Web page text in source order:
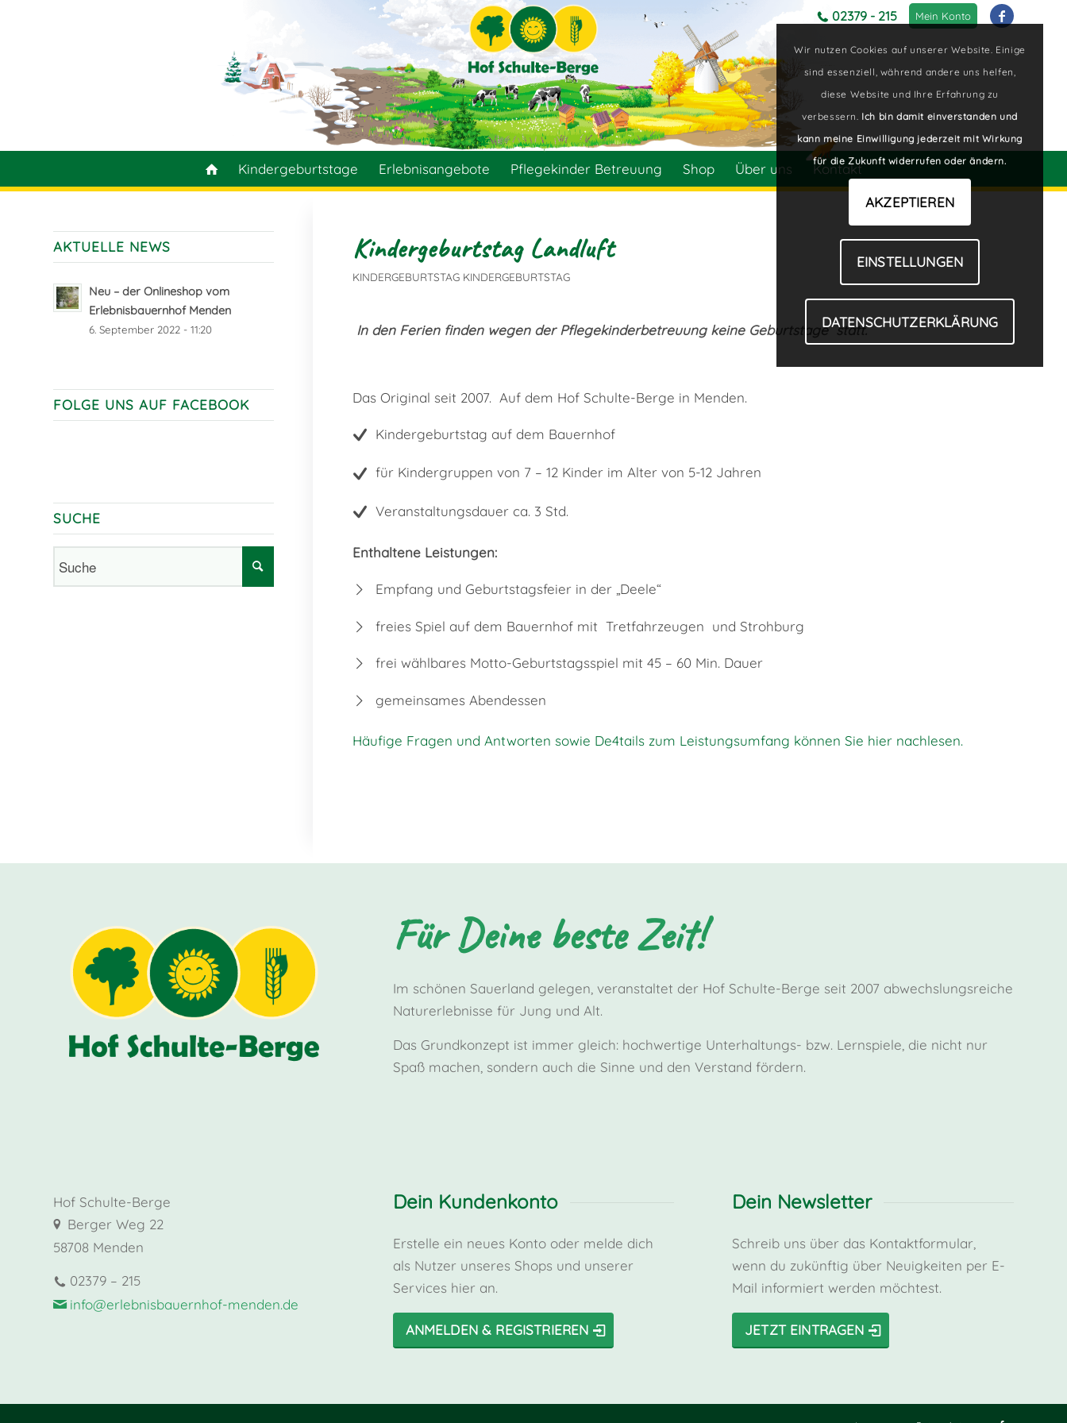
Mein Konto
02379 - 215
Kindergeburtstage Erlebnisangebote Pflegekinder Betreuung Shop Über uns Kontakt
Kindergeburtstag Landluft
KINDERGEBURTSTAG KINDERGEBURTSTAG
In den Ferien finden wegen der Pflegekinderbetreuung keine Geburtstage statt.
Das Original seit 2007. Auf dem Hof Schulte-Berge in Menden.
Kindergeburtstag auf dem Bauernhof
für Kindergruppen von 7 – 12 Kinder im Alter von 5-12 Jahren
Veranstaltungsdauer ca. 3 Std.
Enthaltene Leistungen:
Empfang und Geburtstagsfeier in der „Deele“
freies Spiel auf dem Bauernhof mit Tretfahrzeugen und Strohburg
frei wählbares Motto-Geburtstagsspiel mit 45 – 60 Min. Dauer
gemeinsames Abendessen
Häufige Fragen und Antworten sowie De4tails zum Leistungsumfang können Sie hier nachlesen.
AKTUELLE NEWS
Neu – der Onlineshop vom
Erlebnisbauernhof Menden
6. September 2022 - 11:20
FOLGE UNS AUF FACEBOOK
SUCHE
Für Deine beste Zeit!
Im schönen Sauerland gelegen, veranstaltet der Hof Schulte-Berge seit 2007 abwechslungsreiche
Naturerlebnisse für Jung und Alt.
Das Grundkonzept ist immer gleich: hochwertige Unterhaltungs- bzw. Lernspiele, die nicht nur
Spaß machen, sondern auch die Sinne und den Verstand fördern.
Hof Schulte-Berge
Berger Weg 22
58708 Menden
02379 – 215
info@erlebnisbauernhof-menden.de
Dein Kundenkonto
Erstelle ein neues Konto oder melde dich
als Nutzer unseres Shops und unserer
Services hier an.
ANMELDEN & REGISTRIEREN
Dein Newsletter
Schreib uns über das Kontaktformular,
wenn du zukünftig über Neuigkeiten per E-
Mail informiert werden möchtest.
JETZT EINTRAGEN
Wir nutzen Cookies auf unserer Website. Einige
sind essenziell, während andere uns helfen,
diese Website und Ihre Erfahrung zu
verbessern. Ich bin damit einverstanden und
kann meine Einwilligung jederzeit mit Wirkung
für die Zukunft widerrufen oder ändern.
AKZEPTIEREN
EINSTELLUNGEN
DATENSCHUTZERKLÄRUNG